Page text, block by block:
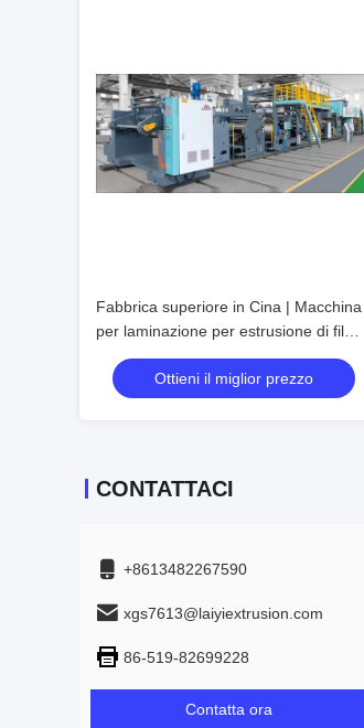
Fabbrica superiore in Cina | Macchina
per laminazione per estrusione di film a
rilascio di griglia
Ottieni il miglior prezzo
CONTATTACI
+8613482267590
xgs7613@laiyiextrusion.com
86-519-82699228
Contatta ora